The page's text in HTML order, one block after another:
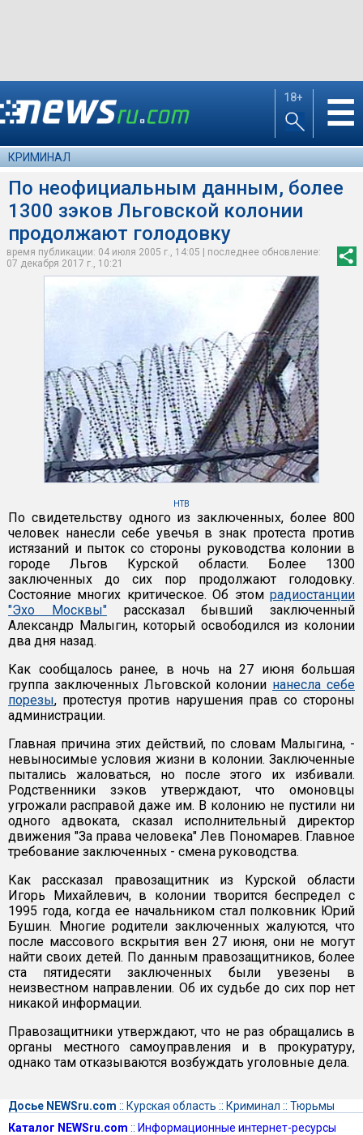
18+ ☰
КРИМИНАЛ
По неофициальным данным, более
1300 зэков Льговской колонии
продолжают голодовку
время публикации: 04 июля 2005 г., 14:05 | последнее обновление:
07 декабря 2017 г., 10:21
НТВ
По свидетельству одного из заключенных, более 800
человек нанесли себе увечья в знак протеста против
истязаний и пыток со стороны руководства колонии в
городе Льгов Курской области. Более 1300
заключенных до сих пор продолжают голодовку.
Состояние многих критическое. Об этом радиостанции
"Эхо Москвы"рассказал бывший заключенный
Александр Малыгин, который освободился из колонии
два дня назад.
Как сообщалось ранее, в ночь на 27 июня большая
группа заключенных Льговской колонии нанесла себе
порезы, протестуя против нарушения прав со стороны
администрации.
Главная причина этих действий, по словам Малыгина, -
невыносимые условия жизни в колонии. Заключенные
пытались жаловаться, но после этого их избивали.
Родственники зэков утверждают, что омоновцы
угрожали расправой даже им. В колонию не пустили ни
одного адвоката, сказал исполнительный директор
движения "За права человека" Лев Пономарев. Главное
требование заключенных - смена руководства.
Как рассказал правозащитник из Курской области
Игорь Михайлевич, в колонии творится беспредел с
1995 года, когда ее начальником стал полковник Юрий
Бушин. Многие родители заключенных жалуются, что
после массового вскрытия вен 27 июня, они не могут
найти своих детей. По данным правозащитников, более
ста пятидесяти заключенных были увезены в
неизвестном направлении. Об их судьбе до сих пор нет
никакой информации.
Правозащитники утверждают, что не раз обращались в
органы местного самоуправления и в прокуратуру,
однако там отказываются возбуждать уголовные дела.
Досье NEWSru.com :: Курская область :: Криминал :: Тюрьмы
Каталог NEWSru.com :: Информационные интернет-ресурсы